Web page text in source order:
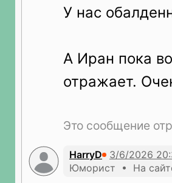
У нас
А Иран пока
отражает.
Это сообщение
HarryD
Юморист • На